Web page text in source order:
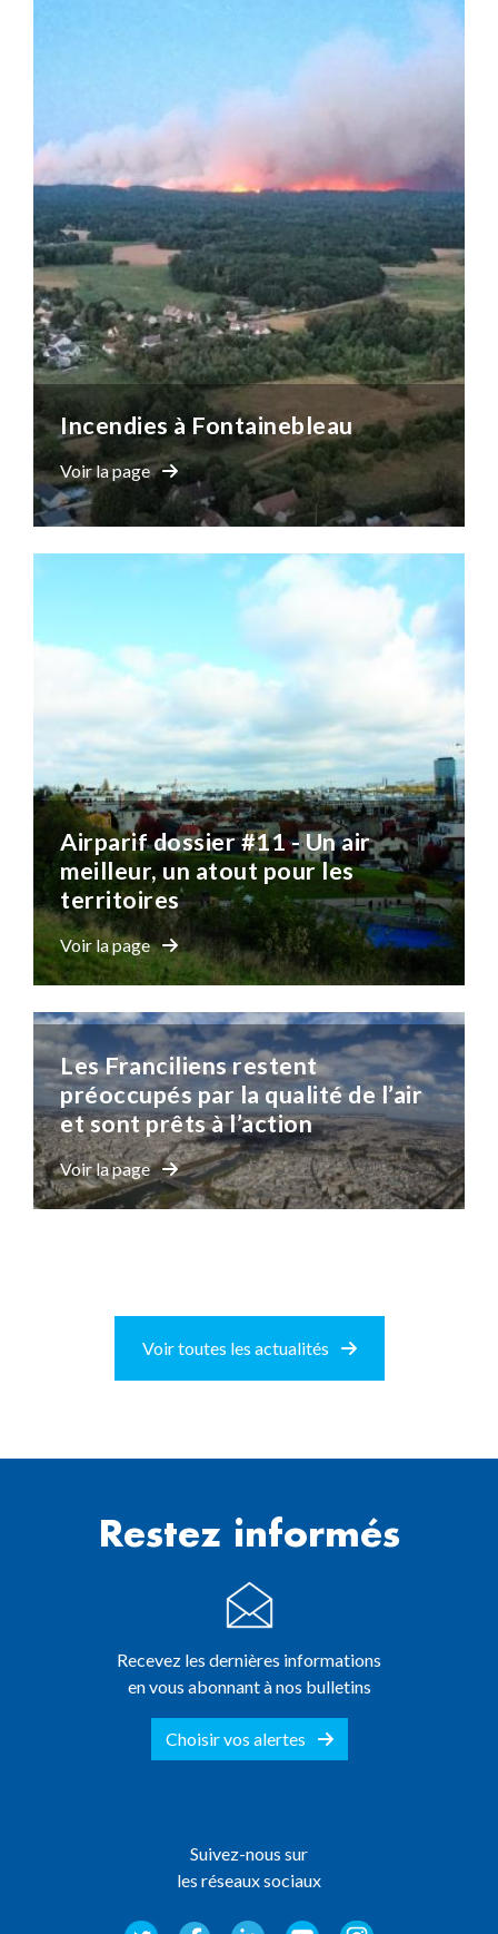
Incendies à Fontainebleau
Voir la page
Airparif dossier #11 - Un air
meilleur, un atout pour les
territoires
Voir la page
Les Franciliens restent
préoccupés par la qualité de l’air
et sont prêts à l’action
Voir la page
Voir toutes les actualités
Restez informés
Recevez les dernières informations
en vous abonnant à nos bulletins
Choisir vos alertes
Suivez-nous sur
les réseaux sociaux